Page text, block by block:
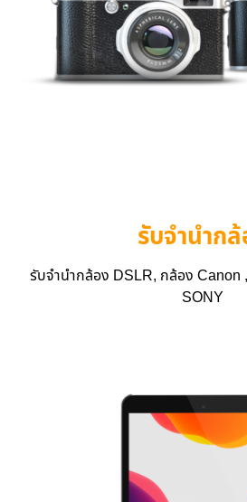
รับจำนำก
รับจำนำกล้อง DSLR, กล้อง Canon
SONY